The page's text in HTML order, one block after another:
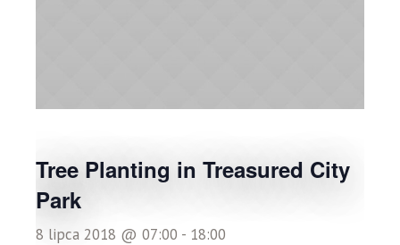
Tree Planting in Treasured City
Park
8 lipca 2018 @ 07:00 - 18:00